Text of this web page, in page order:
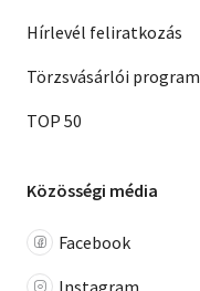
Hírlevél feliratkozás
Törzsvásárlói program
TOP 50
Közösségi média
Facebook
Instagram